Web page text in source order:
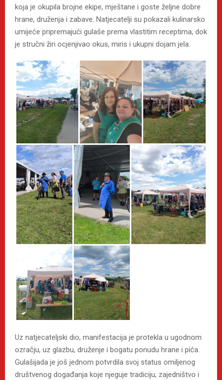
koja je okupila brojne ekipe, mještane i goste željne dobre
hrane, druženja i zabave. Natjecatelji su pokazali kulinarsko
umijeće pripremajući gulaše prema vlastitim receptima, dok
je stručni žiri ocjenjivao okus, miris i ukupni dojam jela.
Uz natjecateljski dio, manifestacija je protekla u ugodnom
ozračju, uz glazbu, druženje i bogatu ponudu hrane i pića.
Gulašijada je još jednom potvrdila svoj status omiljenog
društvenog događanja koje njeguje tradiciju, zajedništvo i